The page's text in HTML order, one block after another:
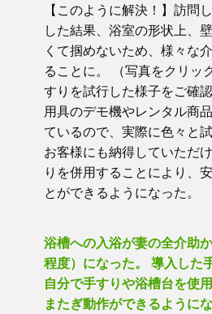
【このように解決！】訪問
した結果、浴室の形状上、
くて掴めないため、様々な
ることに。 （写真をクリッ
すりを試行した様子をご確
用具のデモ機やレンタル商
ているので、実際に色々と
お客様にも納得していただ
りを併用することにより、
とができるようになった。
浴槽への入浴が妻の全介助
程度）になった。 導入した
自分で手すりや浴槽台を使
またぎ動作ができるように